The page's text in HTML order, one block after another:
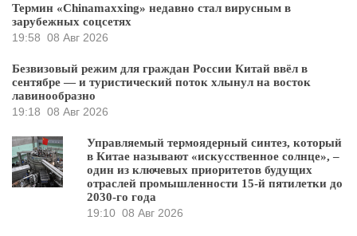
Термин «Chinamaxxing» недавно стал вирусным в
зарубежных соцсетях
19:58 08 Авг 2026
Безвизовый режим для граждан России Китай ввёл в
сентябре — и туристический поток хлынул на восток
лавинообразно
19:18 08 Авг 2026
Управляемый термоядерный синтез, который
в Китае называют «искусственное солнце», –
один из ключевых приоритетов будущих
отраслей промышленности 15-й пятилетки до
2030-го года
19:10 08 Авг 2026